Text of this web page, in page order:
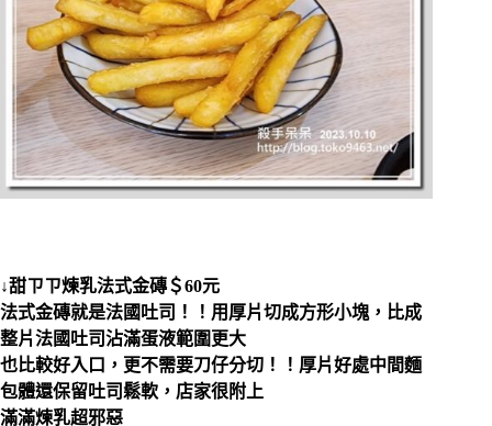
↓甜ㄗㄗ煉乳法式金磚＄60元
法式金磚就是法國吐司！！用厚片切成方形小塊，比成
整片法國吐司沾滿蛋液範圍更大
也比較好入口，更不需要刀仔分切！！厚片好處中間麵
包體還保留吐司鬆軟，店家很附上
滿滿煉乳超邪惡